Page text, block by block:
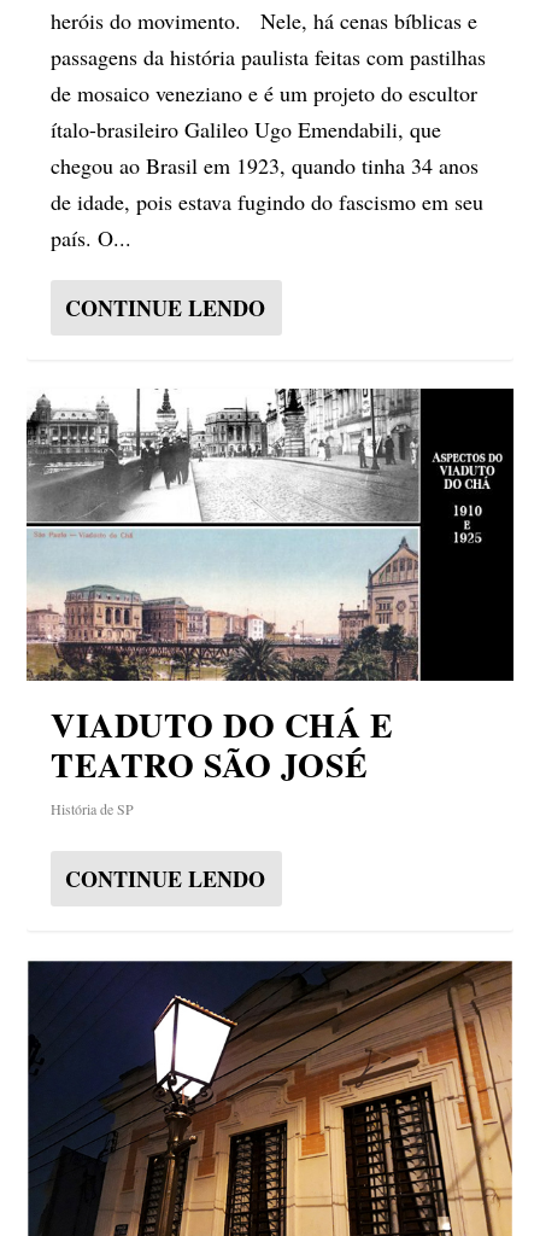
heróis do movimento. Nele, há cenas bíblicas e
passagens da história paulista feitas com pastilhas
de mosaico veneziano e é um projeto do escultor
ítalo-brasileiro Galileo Ugo Emendabili, que
chegou ao Brasil em 1923, quando tinha 34 anos
de idade, pois estava fugindo do fascismo em seu
país. O...
CONTINUE LENDO
VIADUTO DO CHÁ E
TEATRO SÃO JOSÉ
História de SP
CONTINUE LENDO